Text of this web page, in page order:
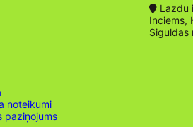
Lazdu
Inciems,
Siguldas
noteikumi
paziņojums